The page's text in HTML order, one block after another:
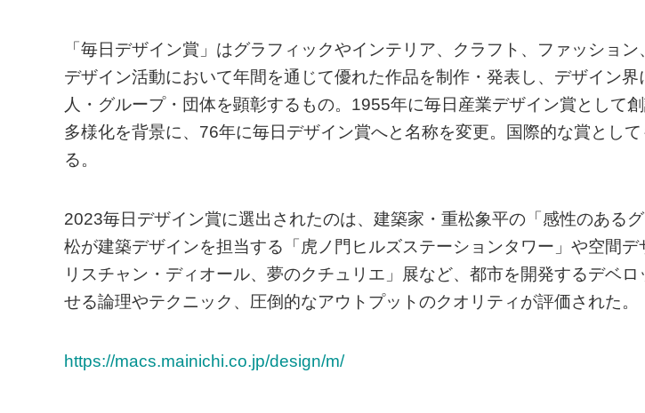
「毎日デザイン賞」はグラフィックやインテリア、クラフト、ファッショ
デザイン活動において年間を通じて優れた作品を制作・発表し、デザイン界
人・グループ・団体を顕彰するもの。1955年に毎日産業デザイン賞として
多様化を背景に、76年に毎日デザイン賞へと名称を変更。国際的な賞とし
る。
2023毎日デザイン賞に選出されたのは、建築家・重松象平の「感性のある
松が建築デザインを担当する「虎ノ門ヒルズステーションタワー」や空間デ
リスチャン・ディオール、夢のクチュリエ」展など、都市を開発するデベ
せる論理やテクニック、圧倒的なアウトプットのクオリティが評価された。
https://macs.mainichi.co.jp/design/m/